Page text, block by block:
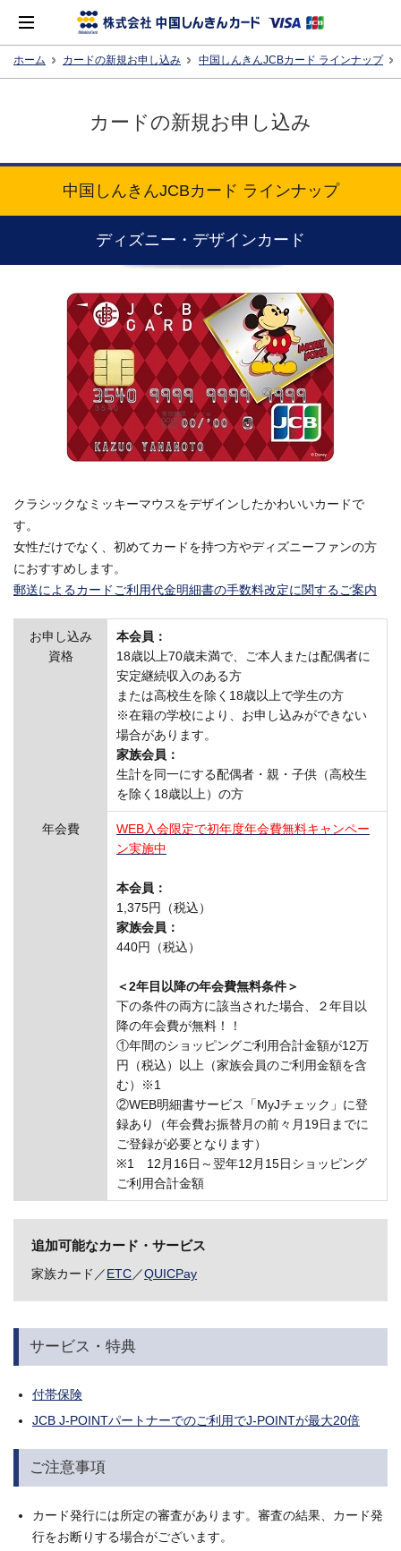
カードの新規お申し込み 中国しんきんJCBカード ラインナップ
カードの新規お申し込み
中国しんきんJCBカード ラインナップ
ディズニー・デザインカード
クラシックなミッキーマウスをデザインしたかわいいカードで
す。
女性だけでなく、初めてカードを持つ方やディズニーファンの方
におすすめします。
郵送によるカードご利用代金明細書の手数料改定に関するご案内
お申し込み
資格
本会員：
18歳以上70歳未満で、ご本人または配偶者に
安定継続収入のある方
または高校生を除く18歳以上で学生の方
※在籍の学校により、お申し込みができない
場合があります。
家族会員：
生計を同一にする配偶者・親・子供（高校生
を除く18歳以上）の方
年会費
WEB入会限定で初年度年会費無料キャンペー
ン実施中
本会員：
1,375円（税込）
家族会員：
440円（税込）
＜2年目以降の年会費無料条件＞
下の条件の両方に該当された場合、２年目以
降の年会費が無料！！
①年間のショッピングご利用合計金額が12万
円（税込）以上（家族会員のご利用金額を含
む）※1
②WEB明細書サービス「MyJチェック」に登
録あり（年会費お振替月の前々月19日までに
ご登録が必要となります）
※1 12月16日～翌年12月15日ショッピング
ご利用合計金額
追加可能なカード・サービス
家族カード／ETC／QUICPay
サービス・特典
付帯保険
JCB J-POINTパートナーでのご利用でJ-POINTが最大20倍
ご注意事項
カード発行には所定の審査があります。審査の結果、カード発
行をお断りする場合がございます。